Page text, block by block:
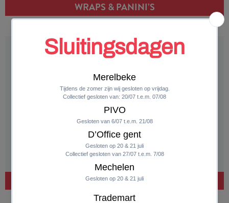
WRAPS & PANINI’S
SOEPEN EN SALADES